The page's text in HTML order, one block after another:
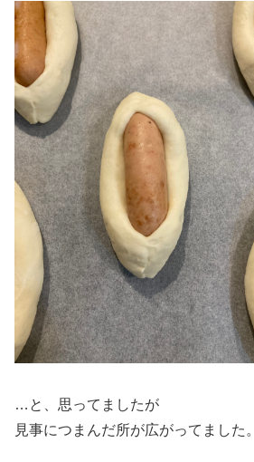
…と、思ってましたが
見事につまんだ所が広がってました。